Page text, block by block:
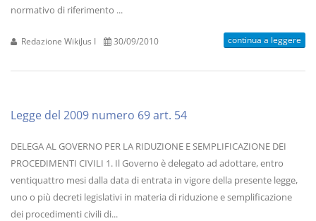
normativo di riferimento ...
Redazione WikiJus I 30/09/2010 continua a leggere
Legge del 2009 numero 69 art. 54
DELEGA AL GOVERNO PER LA RIDUZIONE E SEMPLIFICAZIONE DEI
PROCEDIMENTI CIVILI 1. Il Governo è delegato ad adottare, entro
ventiquattro mesi dalla data di entrata in vigore della presente legge,
uno o più decreti legislativi in materia di riduzione e semplificazione
dei procedimenti civili di...